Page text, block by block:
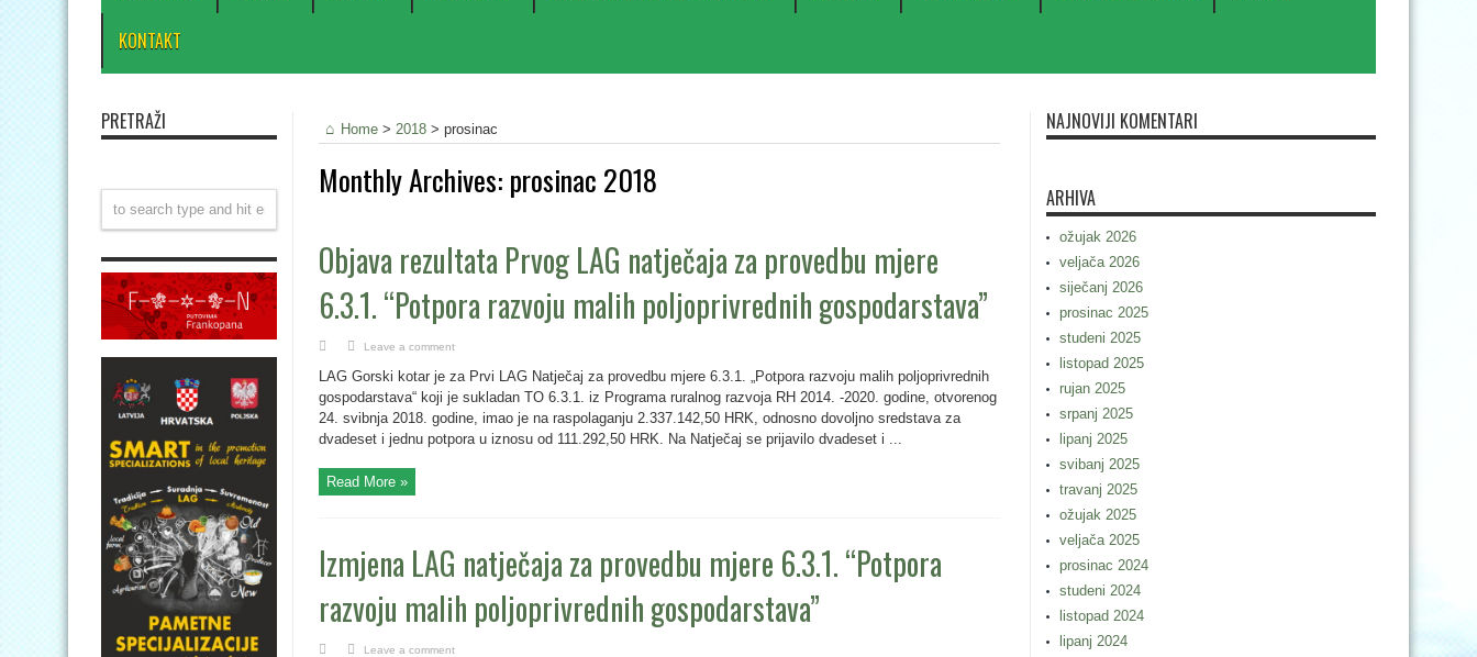
KONTAKT
Home > 2018 > prosinac
Monthly Archives: prosinac 2018
Objava rezultata Prvog LAG natječaja za provedbu mjere
6.3.1. “Potpora razvoju malih poljoprivrednih gospodarstava”
Leave a comment
LAG Gorski kotar je za Prvi LAG Natječaj za provedbu mjere 6.3.1. „Potpora razvoju malih poljoprivrednih
gospodarstava“ koji je sukladan TO 6.3.1. iz Programa ruralnog razvoja RH 2014. -2020. godine, otvorenog
24. svibnja 2018. godine, imao je na raspolaganju 2.337.142,50 HRK, odnosno dovoljno sredstava za
dvadeset i jednu potpora u iznosu od 111.292,50 HRK. Na Natječaj se prijavilo dvadeset i ...
Read More »
Izmjena LAG natječaja za provedbu mjere 6.3.1. “Potpora
razvoju malih poljoprivrednih gospodarstava”
Leave a comment
PRETRAŽI NAJNOVIJI KOMENTARI
ARHIVA
ožujak 2026
veljača 2026
siječanj 2026
prosinac 2025
studeni 2025
listopad 2025
rujan 2025
srpanj 2025
lipanj 2025
svibanj 2025
travanj 2025
ožujak 2025
veljača 2025
prosinac 2024
studeni 2024
listopad 2024
lipanj 2024